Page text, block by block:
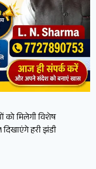
को मिलेगी विशेष
हरी झंडी